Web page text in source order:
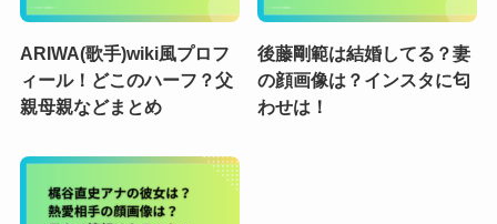
ARIWA(歌手)wiki風プロフ
ィール！どこのハーフ？父
親母親などまとめ
後藤剛範は結婚してる？妻
の顔画像は？インスタに匂
わせは！